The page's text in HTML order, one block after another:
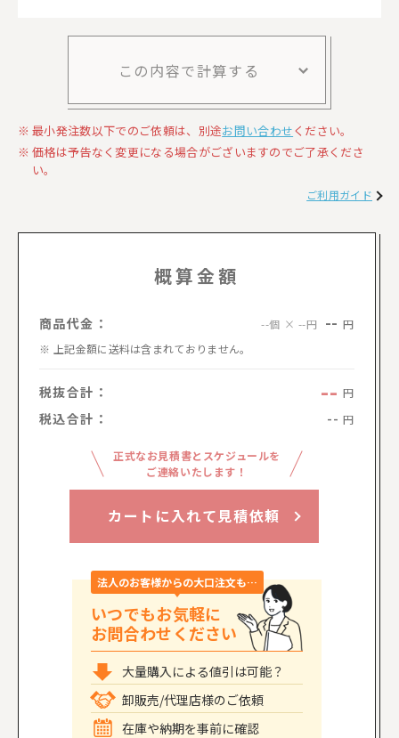
この内容で計算する
最小発注数以下でのご依頼は、別途お問い合わせください。
価格は予告なく変更になる場合がございますのでご了承くださ
い。
ご利用ガイド
概算金額
商品代金： --個 × --円 -- 円
上記金額に送料は含まれておりません。
税抜合計： -- 円
税込合計： -- 円
正式なお見積書とスケジュールを
ご連絡いたします！
カートに入れて見積依頼
法人のお客様からの大口注文も…
いつでもお気軽に
お問合わせください
大量購入による値引は可能？
卸販売/代理店様のご依頼
在庫や納期を事前に確認